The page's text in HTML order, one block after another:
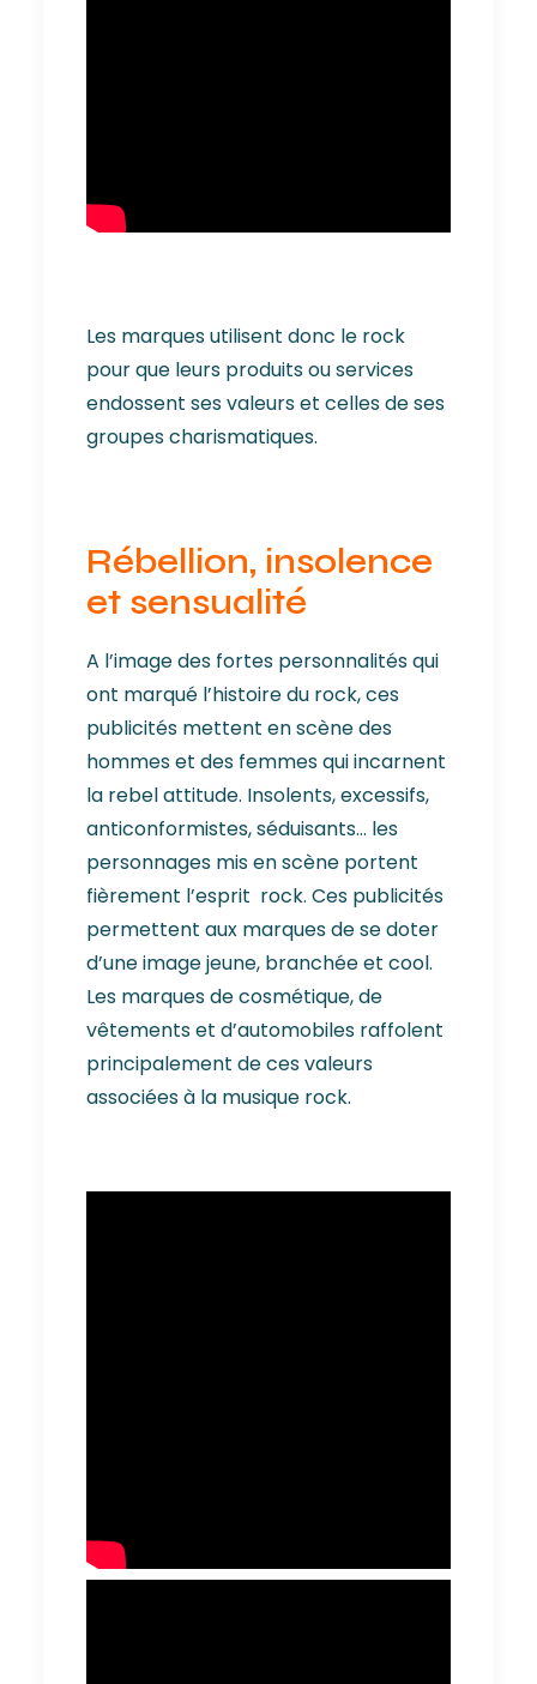
Les marques utilisent donc le rock
pour que leurs produits ou services
endossent ses valeurs et celles de ses
groupes charismatiques.
Rébellion, insolence
et sensualité
A l’image des fortes personnalités qui
ont marqué l’histoire du rock, ces
publicités mettent en scène des
hommes et des femmes qui incarnent
la rebel attitude. Insolents, excessifs,
anticonformistes, séduisants… les
personnages mis en scène portent
fièrement l’esprit rock. Ces publicités
permettent aux marques de se doter
d’une image jeune, branchée et cool.
Les marques de cosmétique, de
vêtements et d’automobiles raffolent
principalement de ces valeurs
associées à la musique rock.